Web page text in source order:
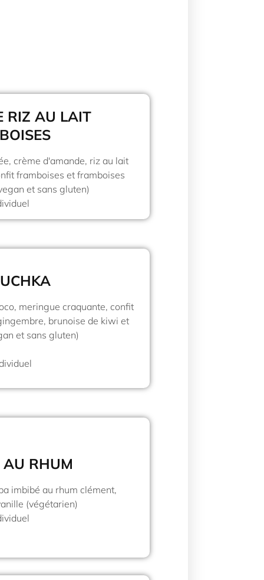
RIZ AU LAIT
crème d'amande, riz au lait
framboises et framboises
et sans gluten)
meringue craquante, confit
brunoise de kiwi et
et sans gluten)
RHUM
imbibé au rhum clément,
(végétarien)